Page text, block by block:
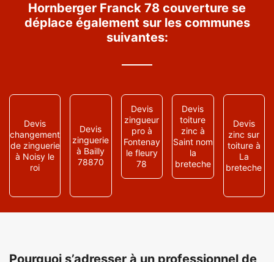
Hornberger Franck 78 couverture se
déplace également sur les communes
suivantes:
Devis
changement
de zinguerie
à Noisy le
roi
Devis
zinguerie
à Bailly
78870
Devis
zingueur
pro à
Fontenay
le fleury
78
Devis
toiture
zinc à
Saint nom
la
breteche
Devis
zinc sur
toiture à
La
breteche
Pourquoi s’adresser à un professionnel de